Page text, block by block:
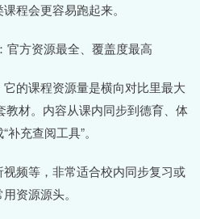
程会更容易跑起来。
官方资源最全、覆盖度最高
的课程资源量是横向对比里最大
教材。内容从课内同步到德育、体
充查阅工具”。
频等，非常适合校内同步复习或
资源源头。